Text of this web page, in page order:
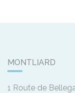
MONTLIARD
1 Route de